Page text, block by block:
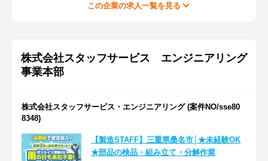
この企業の求人一覧を見る
株式会社スタッフサービス エンジニアリング
事業本部
株式会社スタッフサービス・エンジニアリング (案件NO/sse80
8348)
【製造STAFF】三重県桑名市│★未経験OK
★部品の検品・組み立て・分解作業